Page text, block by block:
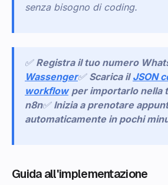
senza bisogno di coding.
✅ Registra il tuo numero
Wassenger✅ Scarica il JSON
workflow per importarlo nella
n8n✅ Inizia a prenotare
automaticamente in pochi
Guida all'implementazione